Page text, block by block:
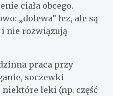
ciała obcego.
„dolewa” łez, ale są
i nie rozwiązują
praca przy
soczewki
leki (np. część